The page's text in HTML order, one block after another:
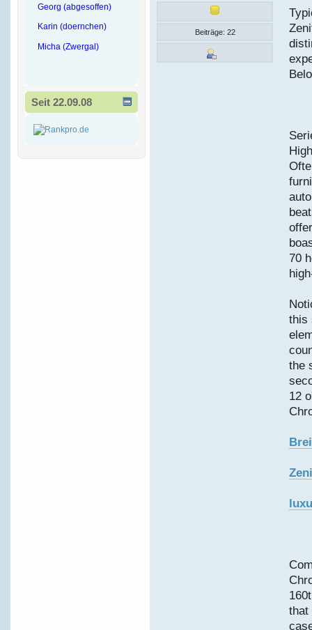
Georg (abgesoffen)
Karin (doernchen)
Micha (Zwergal)
Seit 22.09.08
Beiträge: 22
70
this
the
12
that